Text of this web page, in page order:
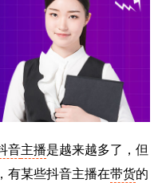
音主播是越来越多了，但
有某些抖音主播在带货的